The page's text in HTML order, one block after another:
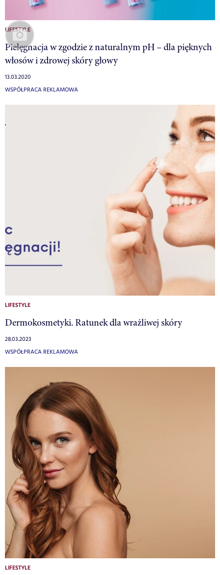
LIFESTYLE
Pielęgnacja w zgodzie z naturalnym pH – dla pięknych
włosów i zdrowej skóry głowy
13.03.2020
WSPÓŁPRACA REKLAMOWA
LIFESTYLE
Dermokosmetyki. Ratunek dla wrażliwej skóry
28.03.2023
WSPÓŁPRACA REKLAMOWA
LIFESTYLE